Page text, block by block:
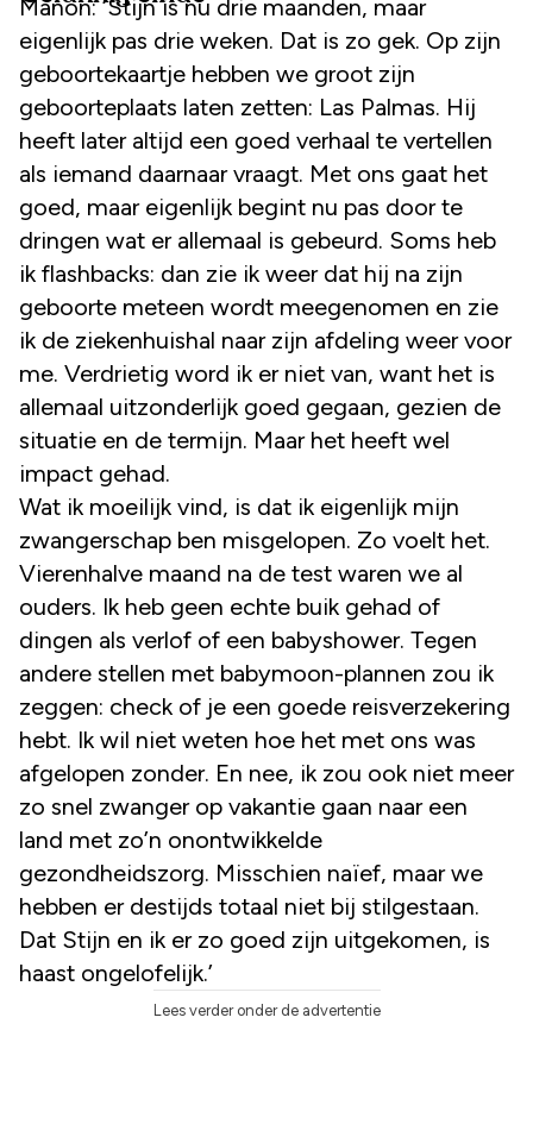
Manon: ‘Stijn is nu drie maanden, maar
eigenlijk pas drie weken. Dat is zo gek. Op zijn
geboortekaartje hebben we groot zijn
geboorteplaats laten zetten: Las Palmas. Hij
heeft later altijd een goed verhaal te vertellen
als iemand daarnaar vraagt. Met ons gaat het
goed, maar eigenlijk begint nu pas door te
dringen wat er allemaal is gebeurd. Soms heb
ik flashbacks: dan zie ik weer dat hij na zijn
geboorte meteen wordt meegenomen en zie
ik de ziekenhuishal naar zijn afdeling weer voor
me. Verdrietig word ik er niet van, want het is
allemaal uitzonderlijk goed gegaan, gezien de
situatie en de termijn. Maar het heeft wel
impact gehad.
Wat ik moeilijk vind, is dat ik eigenlijk mijn
zwangerschap ben misgelopen. Zo voelt het.
Vierenhalve maand na de test waren we al
ouders. Ik heb geen echte buik gehad of
dingen als verlof of een babyshower. Tegen
andere stellen met babymoon-plannen zou ik
zeggen: check of je een goede reisverzekering
hebt. Ik wil niet weten hoe het met ons was
afgelopen zonder. En nee, ik zou ook niet meer
zo snel zwanger op vakantie gaan naar een
land met zo’n onontwikkelde
gezondheidszorg. Misschien naïef, maar we
hebben er destijds totaal niet bij stilgestaan.
Dat Stijn en ik er zo goed zijn uitgekomen, is
haast ongelofelijk.’
Lees verder onder de advertentie